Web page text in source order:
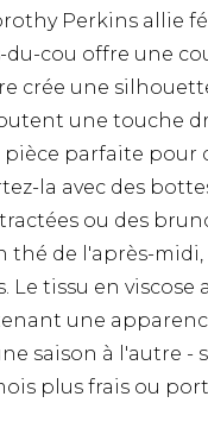
Perkins allie
du-cou offre une
crée une
une touche
parfaite pour
la avec des
ou des
thé de l'après-
Le tissu en
une
saison à l'autre -
plus frais ou